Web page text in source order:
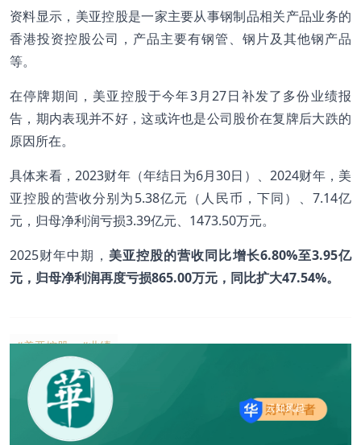
资料显示，美亚控股是一家主要从事钢制品相关产品业务的
香港投资控股公司，产品主要有钢管、钢片及其他钢产品
等。
在停牌期间，美亚控股于今年3月27日补发了多份业绩报
告，期内表现并不好，这或许也是公司股价在复牌后大跌的
原因所在。
具体来看，2023财年（年结日为6月30日）、2024财年，美
亚控股的营收分别为5.38亿元（人民币，下同）、7.14亿
元，归母净利润亏损3.39亿元、1473.50万元。
2025财年中期， 美亚控股的营收同比增长6.80%至3.95亿
元，归母净利润再度亏损865.00万元，同比扩大47.54%。
#美亚控股 #业绩
云知风起